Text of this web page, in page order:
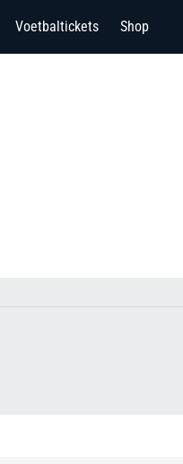
Voetbaltickets Shop